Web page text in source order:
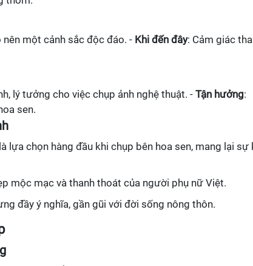
một cảnh sắc độc đáo. - Khi đến đây: Cảm giác
lý tưởng cho việc chụp ảnh nghệ thuật. - Tận hưởng:
sen.
lựa chọn hàng đầu khi chụp bên hoa sen, mang lại sự
mộc mạc và thanh thoát của người phụ nữ Việt.
đầy ý nghĩa, gần gũi với đời sống nông thôn.